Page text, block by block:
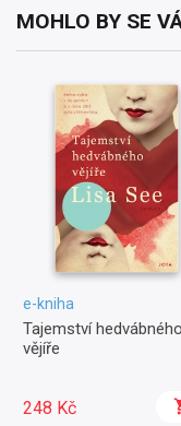
MOHLO BY SE
e-kniha
Tajemství hedvábného
vějíře
248 Kč